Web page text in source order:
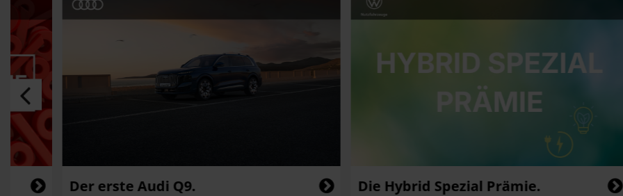
Der erste Audi Q9. Die Hybrid Spezial Prämie.